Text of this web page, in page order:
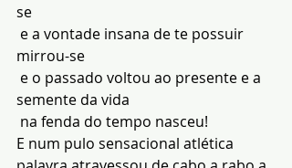
se
mirrou-se
semente da vida
na fenda do tempo nasceu!
E num pulo sensacional atlética